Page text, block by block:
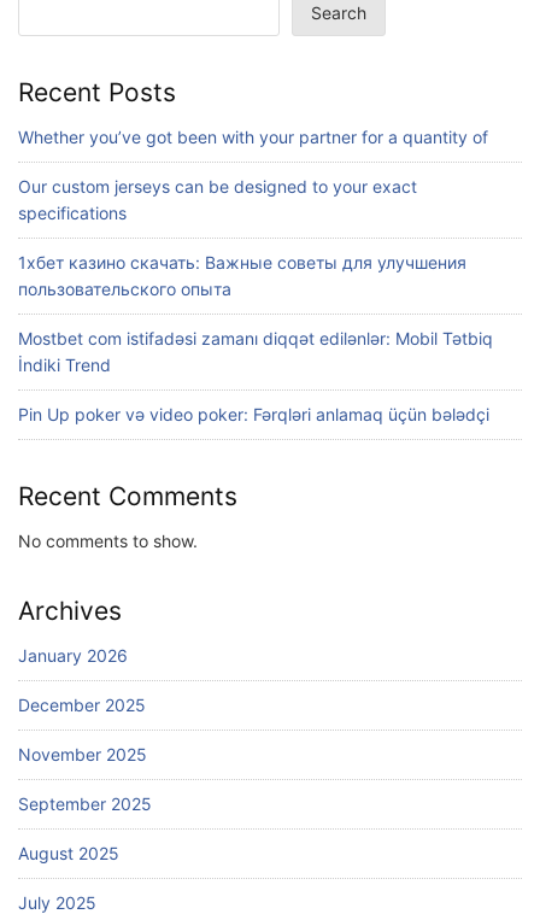
Search
Recent Posts
Whether you’ve got been with your partner for a quantity of
Our custom jerseys can be designed to your exact
specifications
1хбет казино скачать: Важные советы для улучшения
пользовательского опыта
Mostbet com istifadəsi zamanı diqqət edilənlər: Mobil Tətbiq
İndiki Trend
Pin Up poker və video poker: Fərqləri anlamaq üçün bələdçi
Recent Comments
No comments to show.
Archives
January 2026
December 2025
November 2025
September 2025
August 2025
July 2025